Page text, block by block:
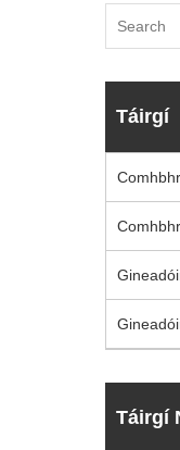
Táirgí
Táirgí